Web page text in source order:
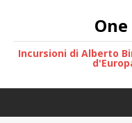
Incursioni di Alberto